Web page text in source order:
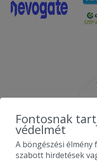
Fontosnak
védelmét
A böngészési élmény
szabott hirdetések